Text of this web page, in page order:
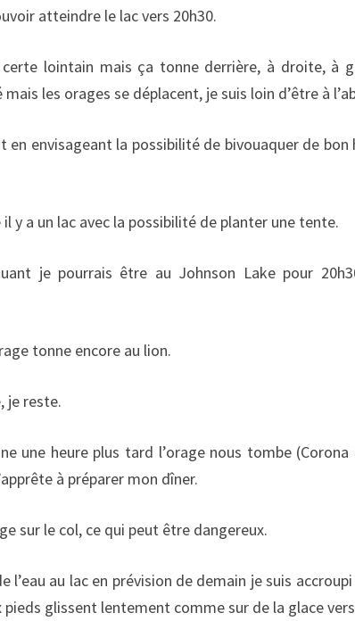
atteindre le lac vers 20h30.
lointain mais ça tonne derrière, à droite, à
les orages se déplacent, je suis loin d’être à
envisageant la possibilité de bivouaquer de bon
y a un lac avec la possibilité de planter une tente.
je pourrais être au Johnson Lake pour
tonne encore au lion.
je reste.
une heure plus tard l’orage nous tombe
à préparer mon dîner.
sur le col, ce qui peut être dangereux.
l’eau au lac en prévision de demain je suis
glissent lentement comme sur de la glace